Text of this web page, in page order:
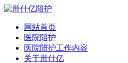
网站首页
医院陪护
医院陪护工作内容
关于卅什亿